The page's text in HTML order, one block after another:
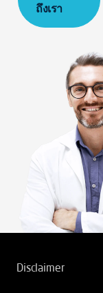
ถึงเรา
Disclaimer